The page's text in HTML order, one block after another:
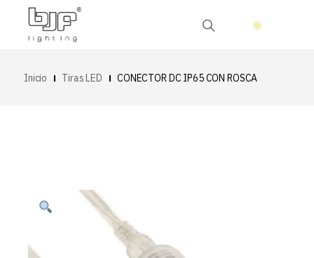
Inicio Tiras LED CONECTOR DC IP65 CON ROSCA